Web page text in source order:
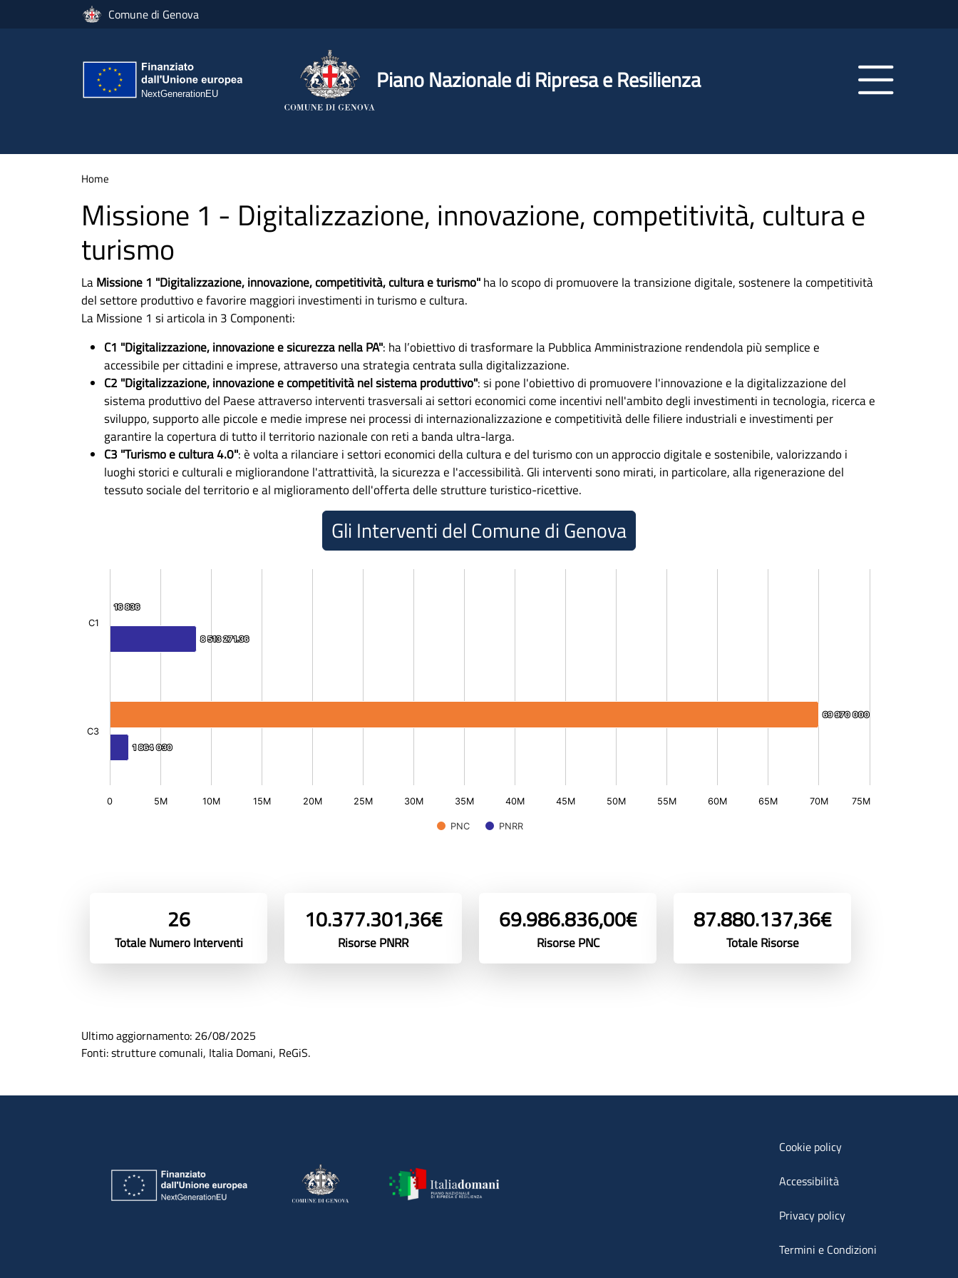
Salta al contenuto principaleComune di Genova
Piano Nazionale di Ripresa e Resilienza
Home
Missione 1 - Digitalizzazione, innovazione, competitività, cultura e
turismo
LaMissione 1 "Digitalizzazione, innovazione, competitività, cultura e turismo"ha lo scopo di promuovere la transizione digitale, sostenere la competitività
del settore produttivo e favorire maggiori investimenti in turismo e cultura.
La Missione 1 si articola in 3 Componenti:
C1 "Digitalizzazione, innovazione e sicurezza nella PA": ha l’obiettivo di trasformare la Pubblica Amministrazione rendendola più semplice e
accessibile per cittadini e imprese, attraverso una strategia centrata sulla digitalizzazione.
C2 "Digitalizzazione, innovazione e competitività nel sistema produttivo": si pone l'obiettivo di promuovere l'innovazione e la digitalizzazione del
sistema produttivo del Paese attraverso interventi trasversali ai settori economici come incentivi nell'ambito degli investimenti in tecnologia, ricerca e
sviluppo, supporto alle piccole e medie imprese nei processi di internazionalizzazione e competitività delle filiere industriali e investimenti per
garantire la copertura di tutto il territorio nazionale con reti a banda ultra-larga.
C3 "Turismo e cultura 4.0": è volta a rilanciare i settori economici della cultura e del turismo con un approccio digitale e sostenibile, valorizzando i
luoghi storici e culturali e migliorandone l'attrattività, la sicurezza e l'accessibilità. Gli interventi sono mirati, in particolare, alla rigenerazione del
tessuto sociale del territorio e al miglioramento dell'offerta delle strutture turistico-ricettive.
Gli Interventi del Comune di Genova
16 836
16 836
69 970 000
69 970 000
8 513 271.36
8 513 271.36
1 864 030
1 864 030
PNC PNRR
0 5M 10M 15M 20M 25M 30M 35M 40M 45M 50M 55M 60M 65M 70M 75M
C1
C3
26
Totale Numero Interventi
10.377.301,36€
Risorse PNRR
69.986.836,00€
Risorse PNC
87.880.137,36€
Totale Risorse
Ultimo aggiornamento: 26/08/2025
Fonti: strutture comunali, Italia Domani, ReGiS.
Cookie policy
Accessibilità
Privacy policy
Termini e Condizioni